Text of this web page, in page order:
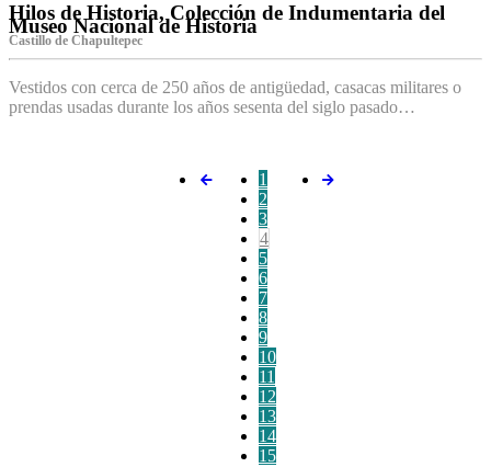
Hilos de Historia, Colección de Indumentaria del
Museo Nacional de Historia
Castillo de Chapultepec
Vestidos con cerca de 250 años de antigüedad, casacas militares o
prendas usadas durante los años sesenta del siglo pasado…
1
2
3
4
5
6
7
8
9
10
11
12
13
14
15